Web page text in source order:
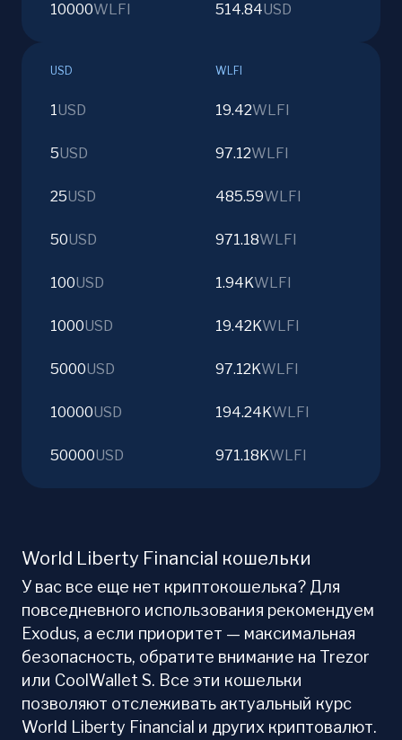
10000WLFI 514.84USD
USD WLFI
1USD 19.42WLFI
5USD 97.12WLFI
25USD 485.59WLFI
50USD 971.18WLFI
100USD 1.94KWLFI
1000USD 19.42KWLFI
5000USD 97.12KWLFI
10000USD 194.24KWLFI
50000USD 971.18KWLFI
World Liberty Financial кошельки
У вас все еще нет криптокошелька? Для
повседневного использования рекомендуем
Exodus, а если приоритет — максимальная
безопасность, обратите внимание на Trezor
или CoolWallet S. Все эти кошельки
позволяют отслеживать актуальный курс
World Liberty Financial и других криптовалют.